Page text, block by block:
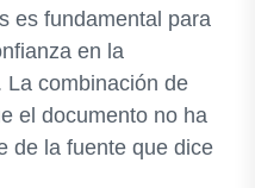
es fundamental para
en la
La combinación de
el documento no ha
de la fuente que dice